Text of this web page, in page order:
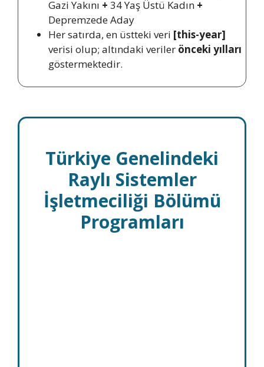
Gazi Yakını + 34 Yaş Üstü Kadın +
Depremzede Aday
Her satırda, en üstteki veri [this-year]
verisi olup; altındaki veriler önceki yılları
göstermektedir.
Türkiye Genelindeki
Raylı Sistemler
İşletmeciliği Bölümü
Programları